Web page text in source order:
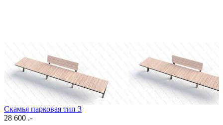
Скамья парковая тип 3
28 600 .-